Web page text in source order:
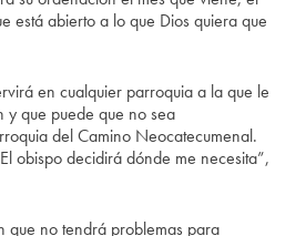
está abierto a lo que Dios quiera que
en cualquier parroquia a la que le
y que puede que no sea
del Camino Neocatecumenal.
obispo decidirá dónde me necesita”,
que no tendrá problemas para